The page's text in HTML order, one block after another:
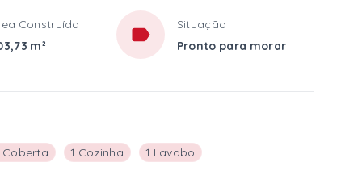
Construída
m²
Situação
Pronto para morar
1 Cozinha 1 Lavabo